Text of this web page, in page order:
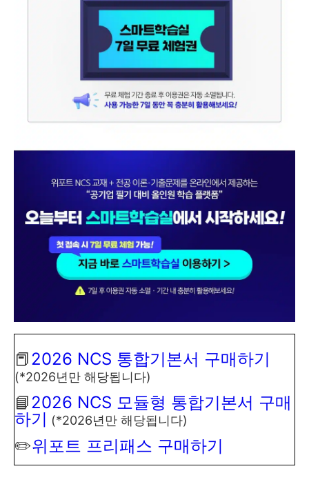
📕2026 NCS 통합기본서 구매하기
(*2026년만 해당됩니다)
📘2026 NCS 모듈형 통합기본서 구매
하기 (*2026년만 해당됩니다)
✏️위포트 프리패스 구매하기